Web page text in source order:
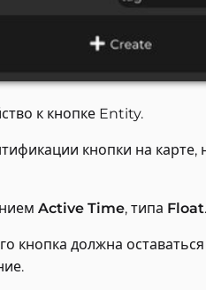
к кнопке Entity.
кнопки на
Active Time, типа Float.
кнопка должна